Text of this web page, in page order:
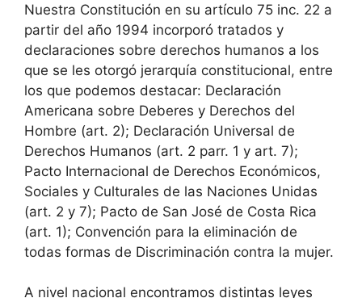
Nuestra Constitución en su artículo 75 inc. 22 a
partir del año 1994 incorporó tratados y
declaraciones sobre derechos humanos a los
que se les otorgó jerarquía constitucional, entre
los que podemos destacar: Declaración
Americana sobre Deberes y Derechos del
Hombre (art. 2); Declaración Universal de
Derechos Humanos (art. 2 parr. 1 y art. 7);
Pacto Internacional de Derechos Económicos,
Sociales y Culturales de las Naciones Unidas
(art. 2 y 7); Pacto de San José de Costa Rica
(art. 1); Convención para la eliminación de
todas formas de Discriminación contra la mujer.
A nivel nacional encontramos distintas leyes